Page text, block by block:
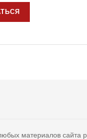
материалов сайта